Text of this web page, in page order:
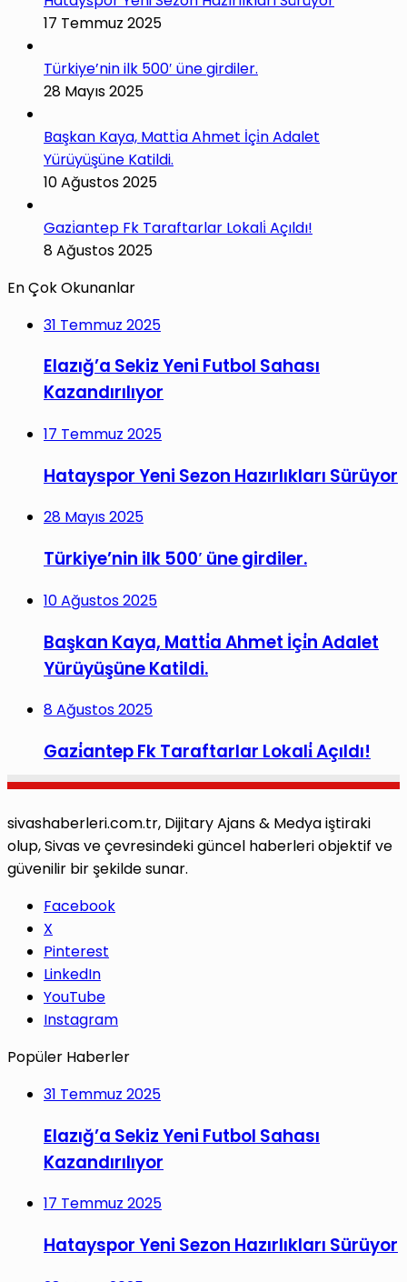
17 Temmuz 2025
Türkiye’nin ilk 500′ üne girdiler.
28 Mayıs 2025
Başkan Kaya, Matti̇a Ahmet İçi̇n Adalet
Yürüyüşüne Katildi.
10 Ağustos 2025
Gazi̇antep Fk Taraftarlar Lokali̇ Açıldı!
8 Ağustos 2025
En Çok Okunanlar
31 Temmuz 2025
Elazığ’a Sekiz Yeni Futbol Sahası
Kazandırılıyor
17 Temmuz 2025
Hatayspor Yeni Sezon Hazırlıkları Sürüyor
28 Mayıs 2025
Türkiye’nin ilk 500′ üne girdiler.
10 Ağustos 2025
Başkan Kaya, Matti̇a Ahmet İçi̇n Adalet
Yürüyüşüne Katildi.
8 Ağustos 2025
Gazi̇antep Fk Taraftarlar Lokali̇ Açıldı!
sivashaberleri.com.tr, Dijitary Ajans & Medya iştiraki
olup, Sivas ve çevresindeki güncel haberleri objektif ve
güvenilir bir şekilde sunar.
Facebook
X
Pinterest
LinkedIn
YouTube
Instagram
Popüler Haberler
31 Temmuz 2025
Elazığ’a Sekiz Yeni Futbol Sahası
Kazandırılıyor
17 Temmuz 2025
Hatayspor Yeni Sezon Hazırlıkları Sürüyor